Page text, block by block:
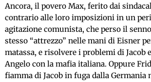
Ancora, il povero Max, ferito dai
contrario alle loro imposizioni in un
agitazione comunista, che perso il
stesso “attrezzo” nelle mani di Eisner
matassa, e risolvere i problemi di Jacob
Angelo con la mafia italiana. Oppure
fiamma di Jacob in fuga dalla Germania